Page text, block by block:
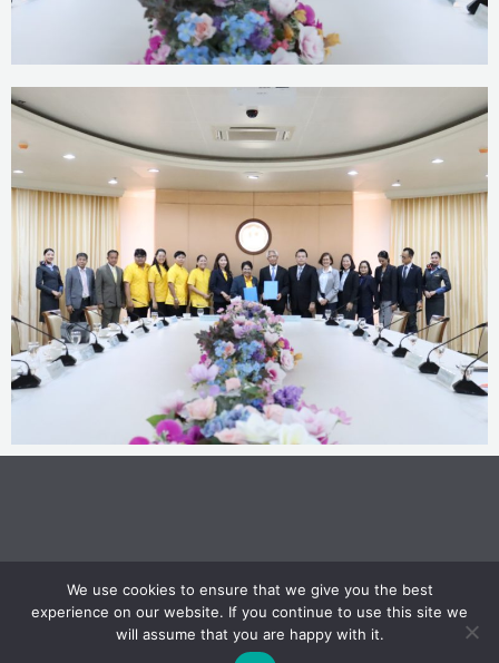
© Copyright 2022 APDI. All Rights Reserved
We use cookies to ensure that we give you the best
experience on our website. If you continue to use this site we
will assume that you are happy with it.